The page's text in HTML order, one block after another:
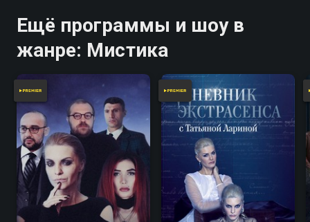
Ещё программы и шоу в
жанре: Мистика